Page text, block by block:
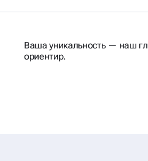
Ваша уникальность — наш
ориентир.